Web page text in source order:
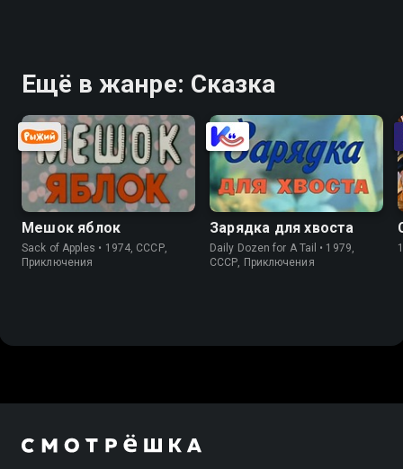
Ещё в жанре: Сказка
Мешок яблок
Sack of Apples • 1974, СССР,
Приключения
Зарядка для хвоста
Daily Dozen for A Tail • 1979,
СССР, Приключения